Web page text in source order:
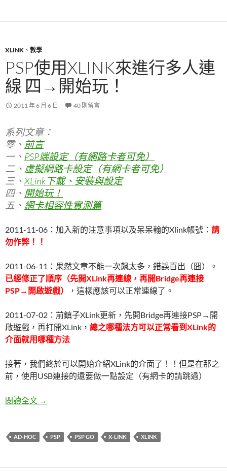
XLINK 、 教學
PSP使用XLINK來進行多人連
線 四→開始玩！
2011 年 6 月 6 日 40 則留言
系列文章：
零、 前言
一、 PSP端設定（有網路卡者可免）
二、 虛擬網路卡設定（有網卡者可免）
三、XLink下載、安裝與設定
四、 開始玩！
五、 網卡相容性實測篇
2011-11-06：加入新的注意事項以及呆呆翰的Xlink帳號： 請
勿作弊！！
2011-06-11：果然文章不能一次飆太多，錯誤百出（囧）。
已經修正了順序（先開XLink再連線，再開Bridge再連接
PSP→開啟遊戲）
，這樣應該可以正常連線了。
2011-07-02：前鎮子XLink更新，先開Bridge再連接PSP→開
啟遊戲，再打開XLink， 總之哪種法方可以正常看到XLink的
介面就用哪種方法
接著，我們終於可以開始介紹XLink的介面了！！但是在那之
前，使用USB連接的還要做一點設定（有網卡的請跳過）
閱讀全文 PSP使用XLink來進行多人連線 四→開始玩！
→
AD-HOC PSP PSP GO X-LINK XLINK